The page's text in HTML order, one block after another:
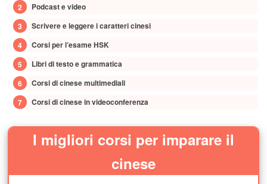
Podcast e video
Scrivere e leggere i caratteri cinesi
Corsi per l’esame HSK
Libri di testo e grammatica
Corsi di cinese multimediali
Corsi di cinese in videoconferenza
I migliori corsi per imparare il
cinese